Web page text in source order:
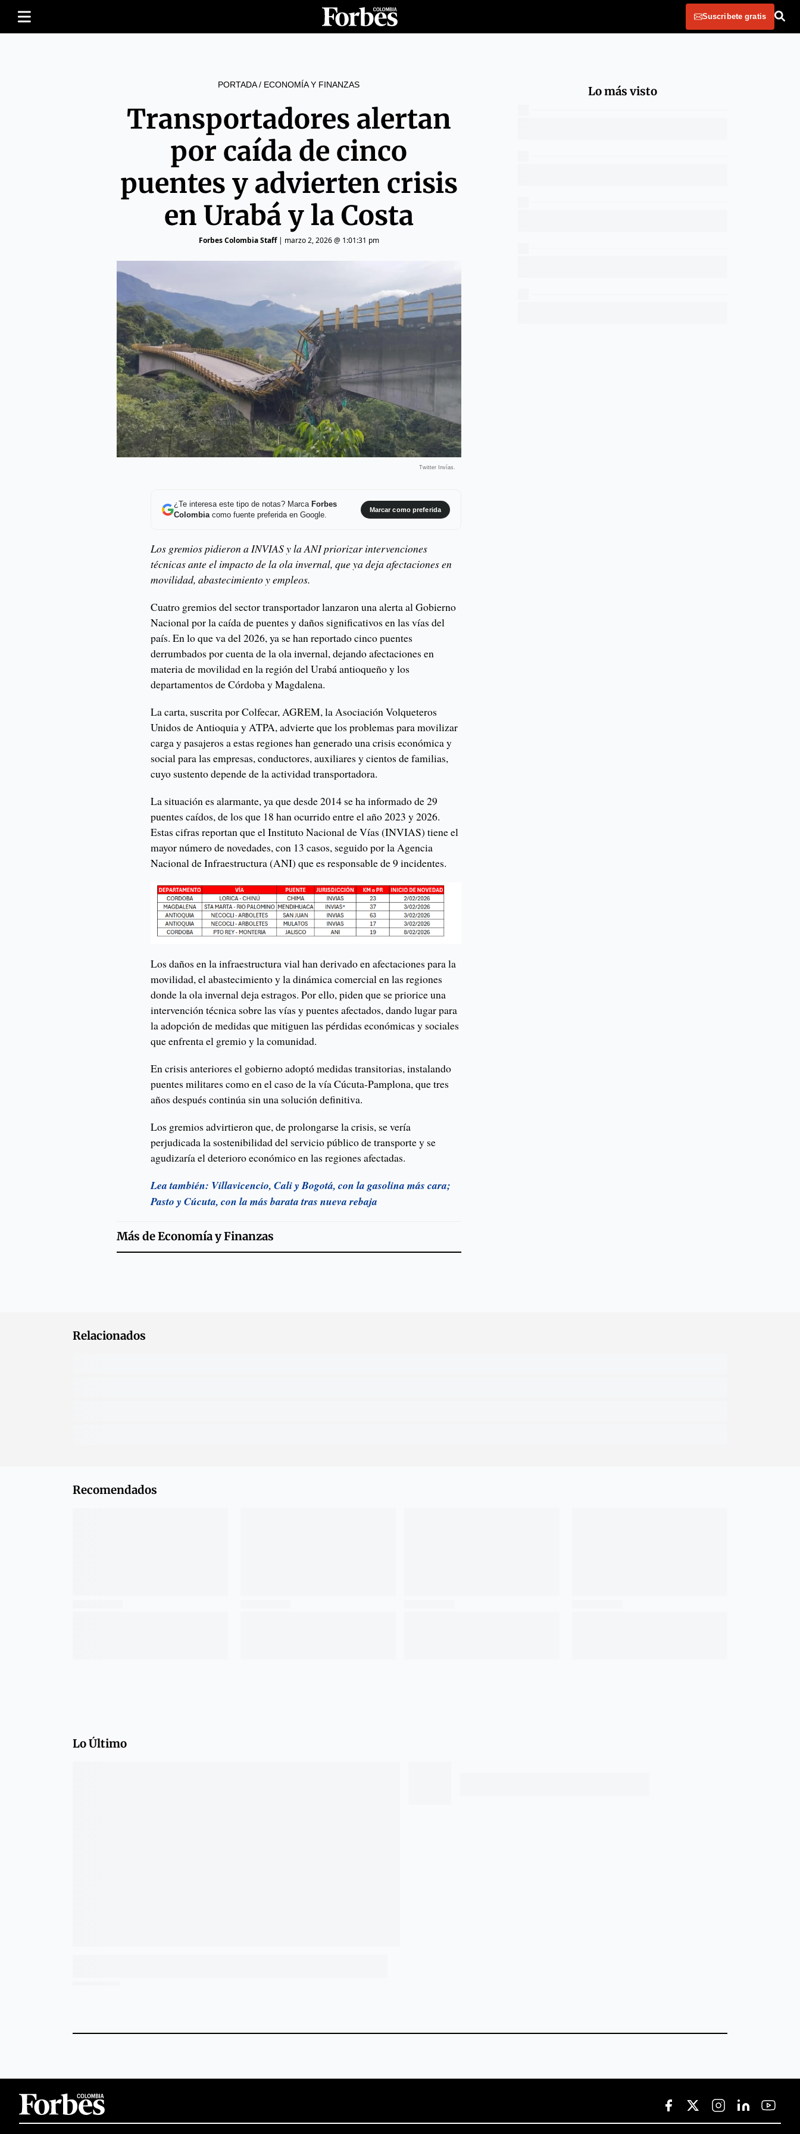
Suscribete gratis
PORTADA/ ECONOMÍA Y FINANZAS
Transportadores alertan
por caída de cinco
puentes y advierten crisis
en Urabá y la Costa
Forbes Colombia Staff| marzo 2, 2026 @ 1:01:31 pm
Twitter Invías.
¿Te interesa este tipo de notas? Marca Forbes
Colombiacomo fuente preferida en Google.
Marcar como preferida
Los gremios pidieron a INVIAS y la ANI priorizar intervenciones
técnicas ante el impacto de la ola invernal, que ya deja afectaciones en
movilidad, abastecimiento y empleos.
Cuatro gremios del sector transportador lanzaron una alerta al Gobierno
Nacional por la caída de puentes y daños significativos en las vías del
país. En lo que va del 2026, ya se han reportado cinco puentes
derrumbados por cuenta de la ola invernal, dejando afectaciones en
materia de movilidad en la región del Urabá antioqueño y los
departamentos de Córdoba y Magdalena.
La carta, suscrita por Colfecar, AGREM, la Asociación Volqueteros
Unidos de Antioquia y ATPA, advierte que los problemas para movilizar
carga y pasajeros a estas regiones han generado una crisis económica y
social para las empresas, conductores, auxiliares y cientos de familias,
cuyo sustento depende de la actividad transportadora.
La situación es alarmante, ya que desde 2014 se ha informado de 29
puentes caídos, de los que 18 han ocurrido entre el año 2023 y 2026.
Estas cifras reportan que el Instituto Nacional de Vías (INVIAS) tiene el
mayor número de novedades, con 13 casos, seguido por la Agencia
Nacional de Infraestructura (ANI) que es responsable de 9 incidentes.
Los daños en la infraestructura vial han derivado en afectaciones para la
movilidad, el abastecimiento y la dinámica comercial en las regiones
donde la ola invernal deja estragos. Por ello, piden que se priorice una
intervención técnica sobre las vías y puentes afectados, dando lugar para
la adopción de medidas que mitiguen las pérdidas económicas y sociales
que enfrenta el gremio y la comunidad.
En crisis anteriores el gobierno adoptó medidas transitorias, instalando
puentes militares como en el caso de la vía Cúcuta-Pamplona, que tres
años después continúa sin una solución definitiva.
Los gremios advirtieron que, de prolongarse la crisis, se vería
perjudicada la sostenibilidad del servicio público de transporte y se
agudizaría el deterioro económico en las regiones afectadas.
Lea también: Villavicencio, Cali y Bogotá, con la gasolina más cara;
Pasto y Cúcuta, con la más barata tras nueva rebaja
Más deEconomía y Finanzas
Lo más visto
Relacionados
Recomendados
Lo Último